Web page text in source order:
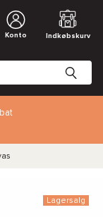
Konto Indkøbskurv
Lagersalg